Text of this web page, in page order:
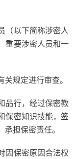
以下简称涉密人
重要涉密人员和一
规定进行审查。
行，经过保密教
保密知识技能，签
担保密责任。
保密原因合法权